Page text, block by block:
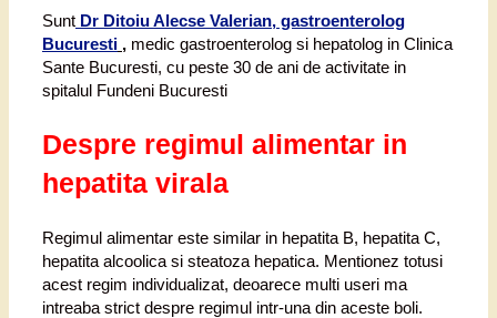
Sunt Dr Ditoiu Alecse Valerian, gastroenterolog
Bucuresti , medic gastroenterolog si hepatolog in Clinica
Sante Bucuresti, cu peste 30 de ani de activitate in
spitalul Fundeni Bucuresti
Despre regimul alimentar in
hepatita virala
Regimul alimentar este similar in hepatita B, hepatita C,
hepatita alcoolica si steatoza hepatica. Mentionez totusi
acest regim individualizat, deoarece multi useri ma
intreaba strict despre regimul intr-una din aceste boli.